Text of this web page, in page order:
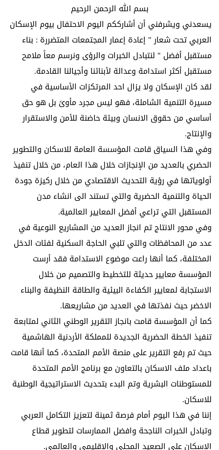
بسم الله الرحمن الرحيم
يسعدني ويشرفني أن أشارككم اليوم الاحتفال بيوم الإسكان
العربي تحت شعار " إعادة إعمار المجتمعات المتضررة : بناء
مستقبل أفضل " لنتبادل الخبرات والرؤى ونرسم معاً ملامح
مستقبل أكثر استدامة وعدالة لأبنائنا وأجيالنا القادمة.
لقد كان الإسكان ولا يزال احد المرتكزات الأساسية في
مسيرة التنمية الشاملة، فهو ليس مجرد مأوىً بل هو حق
أساسي من حقوق الانسان وبيئة حاضنة للأمن والاستقرار
والإنتاج.
وفي هذا السياق قامت المؤسسة العامة للاسكان والتطوير
الحضري بالعديد من الإنجازات خلال هذا العام، من خلال تنفيذ
أولوياتها في رؤية التحديث الاقتصادي من خلال ركيزة جودة
الحياة والتنمية الحضرية والتي تستند الى انشاء مدن
المستقبل التي تراعي أفضل المعايير العالمية.
وفي محور الانتاج تم انجاز العديد من المشاريع النوعية في
عدد من المحافظات والتي تلبي الحاجة السكنية لفئات الدخل
المختلفة، كما أنها راعت موضوع الاستدامة فقد أرست
المؤسسة معايير حديثة للتخطيط والتصميم من خلال
الاستجابة لمعايير الكفاءة البيئية والطاقة النظيفة والبناء
الاخضر حيث نفذتها في العديد من مشاريعها.
كما أن المؤسسة قامت بانجاز التقرير الوطني الثاني لمتابعة
تنفيذ الخطة الحضرية الجديدة للمملكة الأردنية الهاشمية
حيث تم رفع التقرير على منصة الأمم المتحدة، كما أنها قامت
باعداد ملف الاسكان بالتعاون مع برنامج الأمم المتحدة
للمستوطنات البشرية وتم البدء بتحديث الاستراتيجية الوطنية
للاسكان.
إننا في هذا اليوم أمام فرصة ثمينة لتعزيز التكامل العربي
وتبادل الخبرات الناجحة وافضل الممارسات لتطوير قطاع
الإسكان على الصعيد المحلي والإقليمي والعالمي.